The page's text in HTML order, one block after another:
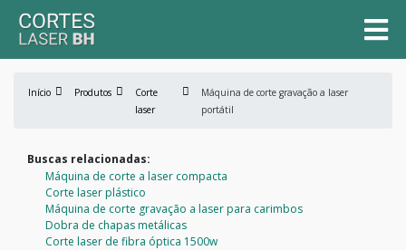
Início Produtos
Corte
laser
Máquina de corte gravação a laser
portátil
Buscas relacionadas:
Máquina de corte a laser compacta
Corte laser plástico
Máquina de corte gravação a laser para carimbos
Dobra de chapas metálicas
Corte laser de fibra óptica 1500w